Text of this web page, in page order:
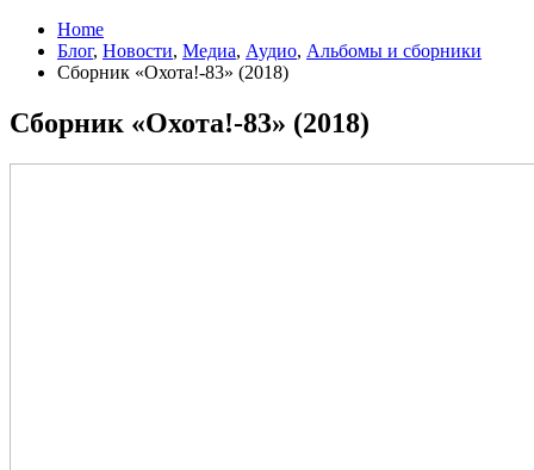
Home
Блог, Новости, Медиа, Аудио, Альбомы и сборники
Сборник «Охота!-83» (2018)
Сборник «Охота!-83» (2018)